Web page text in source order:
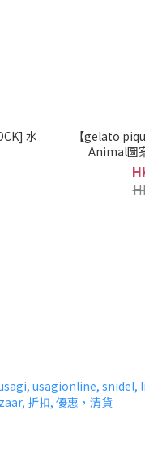
水
【gelato
Animal圖